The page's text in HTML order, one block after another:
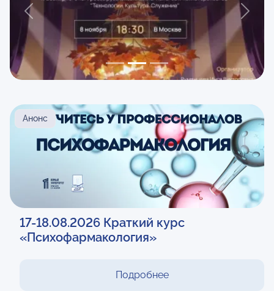
Previous Next
Анонс
17-18.08.2026 Краткий курс
«Психофармакология»
Подробнее